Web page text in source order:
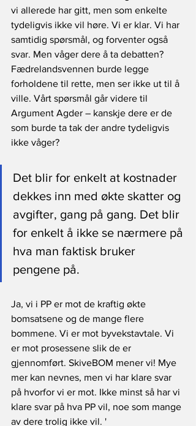
vi allerede har gitt, men som enkelte
tydeligvis ikke vil høre. Vi er klar. Vi har
samtidig spørsmål, og forventer også
svar. Men våger dere å ta debatten?
Fædrelandsvennen burde legge
forholdene til rette, men ser ikke ut til å
ville. Vårt spørsmål går videre til
Argument Agder – kanskje dere er de
som burde ta tak der andre tydeligvis
ikke våger?
Det blir for enkelt at kostnader
dekkes inn med økte skatter og
avgifter, gang på gang. Det blir
for enkelt å ikke se nærmere på
hva man faktisk bruker
pengene på.
Ja, vi i PP er mot de kraftig økte
bomsatsene og de mange flere
bommene. Vi er mot byvekstavtale. Vi
er mot prosessene slik de er
gjennomført. SkiveBOM mener vi! Mye
mer kan nevnes, men vi har klare svar
på hvorfor vi er mot. Ikke minst så har vi
klare svar på hva PP vil, noe som mange
av dere trolig ikke vil. '